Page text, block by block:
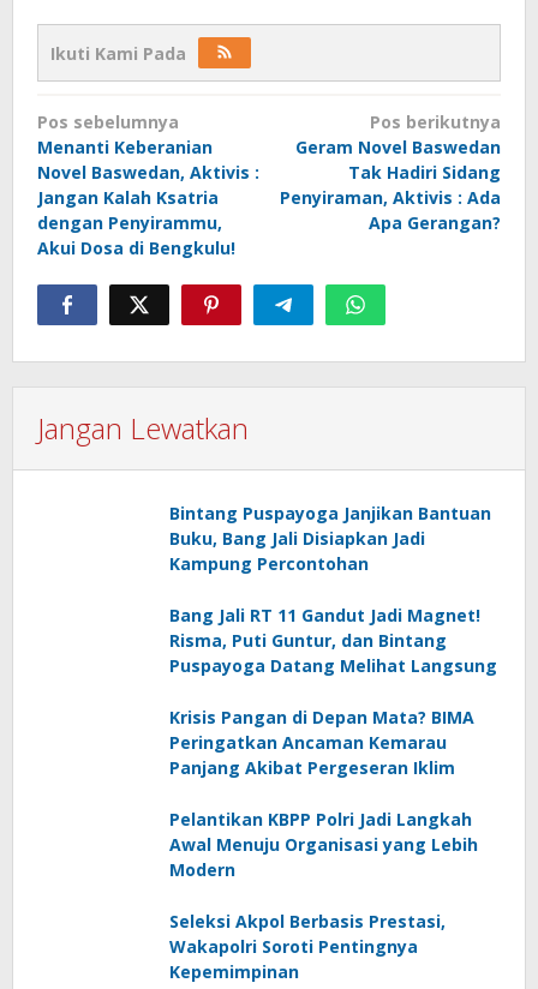
Ikuti Kami Pada
Navigasi
pos
Pos sebelumnya
Menanti Keberanian
Novel Baswedan, Aktivis :
Jangan Kalah Ksatria
dengan Penyirammu,
Akui Dosa di Bengkulu!
Pos berikutnya
Geram Novel Baswedan
Tak Hadiri Sidang
Penyiraman, Aktivis : Ada
Apa Gerangan?
Jangan Lewatkan
Bintang Puspayoga Janjikan Bantuan
Buku, Bang Jali Disiapkan Jadi
Kampung Percontohan
Bang Jali RT 11 Gandut Jadi Magnet!
Risma, Puti Guntur, dan Bintang
Puspayoga Datang Melihat Langsung
Krisis Pangan di Depan Mata? BIMA
Peringatkan Ancaman Kemarau
Panjang Akibat Pergeseran Iklim
Pelantikan KBPP Polri Jadi Langkah
Awal Menuju Organisasi yang Lebih
Modern
Seleksi Akpol Berbasis Prestasi,
Wakapolri Soroti Pentingnya
Kepemimpinan